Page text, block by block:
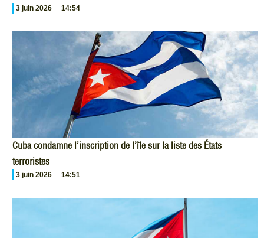
3 juin 2026 14:54
Cuba condamne l’inscription de l’île sur la liste des États
terroristes
3 juin 2026 14:51